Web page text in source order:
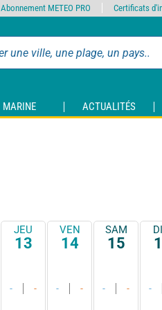
MARINE ACTUALITÉS
JEU
13
- -
VEN
14
- -
SAM
15
- - -
Abonnement METEO PRO Certificats